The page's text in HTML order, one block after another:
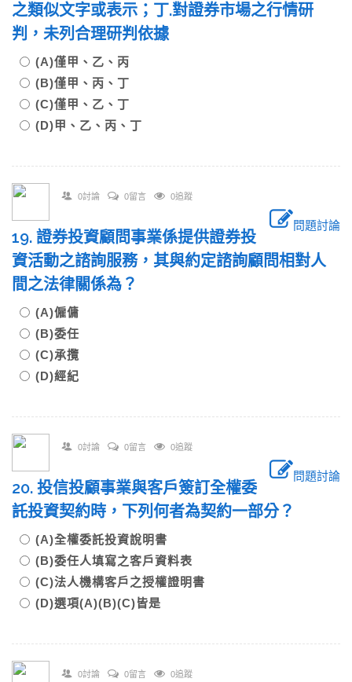
之類似文字或表示；丁.對證券市場之行情研
判，未列合理研判依據
(A)僅甲、乙、丙
(B)僅甲、丙、丁
(C)僅甲、乙、丁
(D)甲、乙、丙、丁
0討論 0留言 0追蹤
問題討論
19. 證券投資顧問事業係提供證券投
資活動之諮詢服務，其與約定諮詢顧問相對人
間之法律關係為？
(A)僱傭
(B)委任
(C)承攬
(D)經紀
0討論 0留言 0追蹤
問題討論
20. 投信投顧事業與客戶簽訂全權委
託投資契約時，下列何者為契約一部分？
(A)全權委託投資說明書
(B)委任人填寫之客戶資料表
(C)法人機構客戶之授權證明書
(D)選項(A)(B)(C)皆是
0討論 0留言 0追蹤